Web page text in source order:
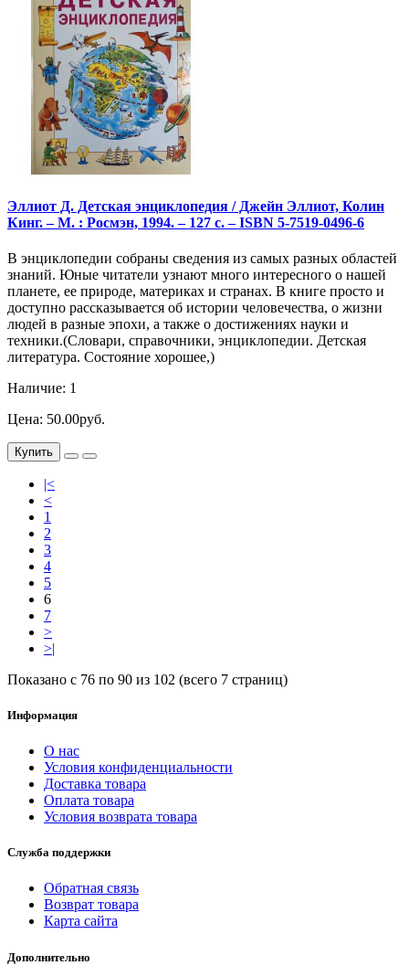
Эллиот Д. Детская энциклопедия / Джейн Эллиот, Колин
Кинг. – М. : Росмэн, 1994. – 127 с. – ISBN 5-7519-0496-6
В энциклопедии собраны сведения из самых разных областей
знаний. Юные читатели узнают много интересного о нашей
планете, ее природе, материках и странах. В книге просто и
доступно рассказывается об истории человечества, о жизни
людей в разные эпохи, а также о достижениях науки и
техники.(Словари, справочники, энциклопедии. Детская
литература. Состояние хорошее,)
Наличие: 1
Цена: 50.00руб.
Купить
|<
<
1
2
3
4
5
6
7
>
>|
Показано с 76 по 90 из 102 (всего 7 страниц)
Информация
О нас
Условия конфиденциальности
Доставка товара
Оплата товара
Условия возврата товара
Служба поддержки
Обратная связь
Возврат товара
Карта сайта
Дополнительно